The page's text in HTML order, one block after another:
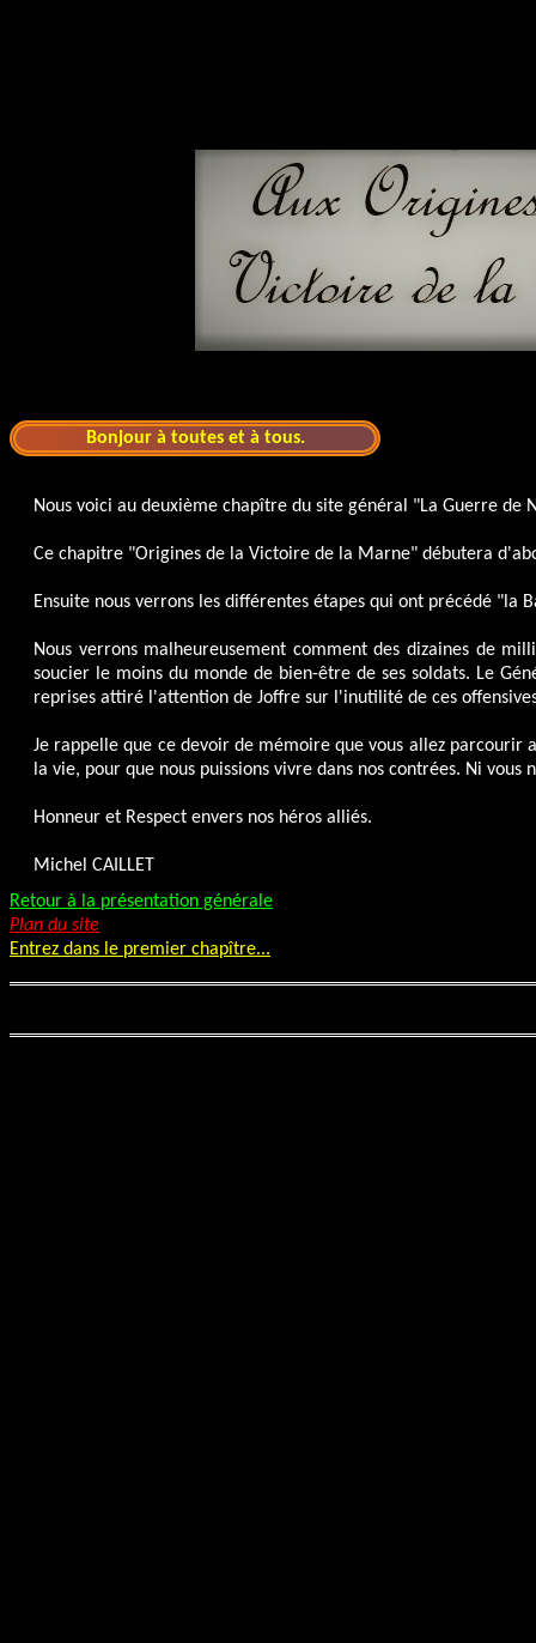
Bonjour à toutes et à tous.
Nous voici au deuxième chapître du site général "La Guerre de
Ce chapitre "Origines de la Victoire de la Marne" débutera
Ensuite nous verrons les différentes étapes qui ont précédé "la
Nous verrons malheureusement comment des dizaines de
soucier le moins du monde de bien-être de ses soldats. Le
reprises attiré l'attention de Joffre sur l'inutilité de ces
Je rappelle que ce devoir de mémoire que vous allez parcourir
la vie, pour que nous puissions vivre dans nos contrées. Ni
Honneur et Respect envers nos héros alliés.
Michel CAILLET
Retour à la présentation générale
Plan du site
Entrez dans le premier chapître...